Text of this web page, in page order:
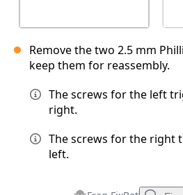
Remove the two 2.5 mm
keep them for reassembly.
The screws for the left
right.
The screws for the right
left.